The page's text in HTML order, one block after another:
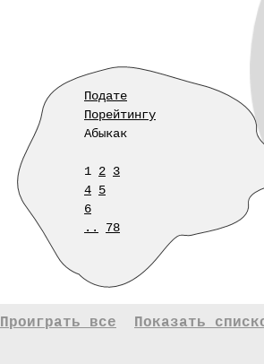
Подате
Порейтингу
Абыкак
1 2 3
4 5
6
..
78
Проиграть все Показать